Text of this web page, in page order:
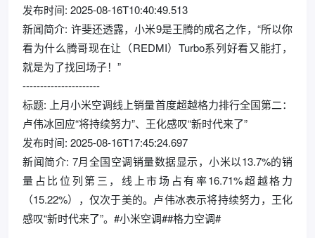
发布时间: 2025-08-16T10:40:49.513
新闻简介: 许斐还透露，小米9是王腾的成名之作，“所以你
看为什么腾哥现在让（REDMI）Turbo系列好看又能打，
就是为了找回场子！”
----------------------
标题: 上月小米空调线上销量首度超越格力排行全国第二：
卢伟冰回应“将持续努力”、王化感叹“新时代来了”
发布时间: 2025-08-16T17:45:24.697
新闻简介: 7月全国空调销量数据显示，小米以13.7%的销
量占比位列第三，线上市场占有率16.71%超越格力
（15.22%），仅次于美的。卢伟冰表示将持续努力，王化
感叹“新时代来了”。#小米空调##格力空调#